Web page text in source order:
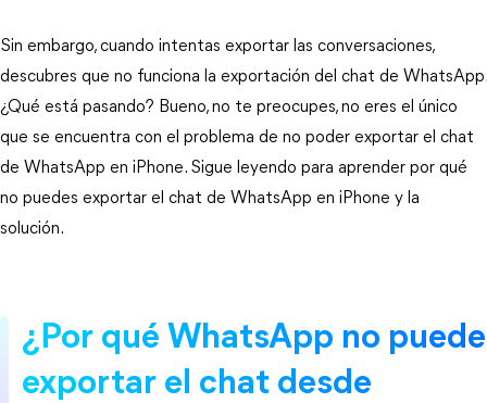
Sin embargo, cuando intentas exportar las conversaciones,
descubres que no funciona la exportación del chat de WhatsApp.
¿Qué está pasando? Bueno, no te preocupes, no eres el único
que se encuentra con el problema de no poder exportar el chat
de WhatsApp en iPhone. Sigue leyendo para aprender por qué
no puedes exportar el chat de WhatsApp en iPhone y la
solución.
¿Por qué WhatsApp no puede
exportar el chat desde